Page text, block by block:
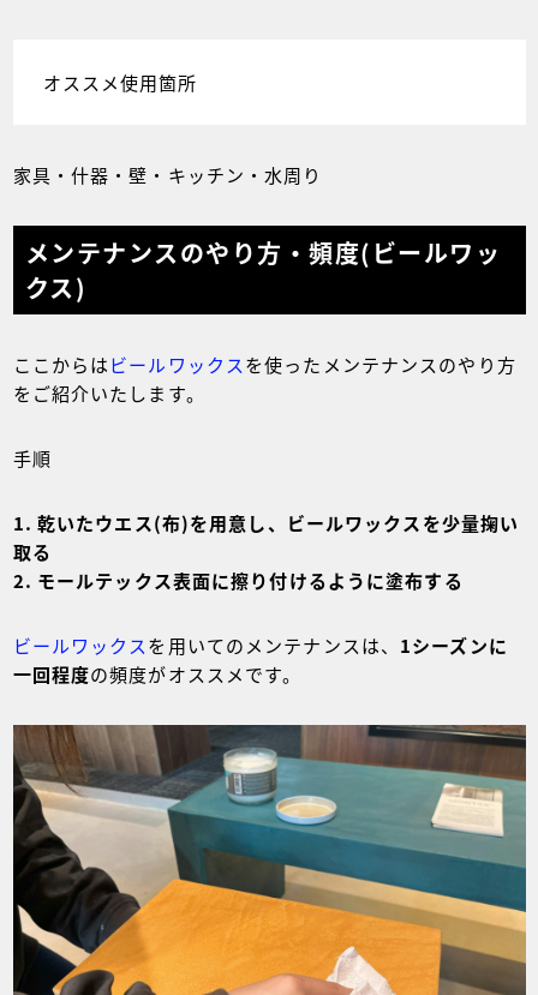
オススメ使用箇所
家具・什器・壁・キッチン・水周り
メンテナンスのやり方・頻度(ビールワッ
クス)
ここからはビールワックスを使ったメンテナンスのやり方
をご紹介いたします。
手順
乾いたウエス(布)を用意し、ビールワックスを少量掬い
取る
モールテックス表面に擦り付けるように塗布する
ビールワックスを用いてのメンテナンスは、 1シーズンに
一回程度の頻度がオススメです。